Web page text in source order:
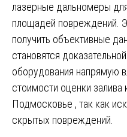
лазерные дальномеры
площадей повреждений.
получить объективные
становятся
оборудования напрямую
стоимости оценки
Подмосковье , так как
скрытых повреждений.